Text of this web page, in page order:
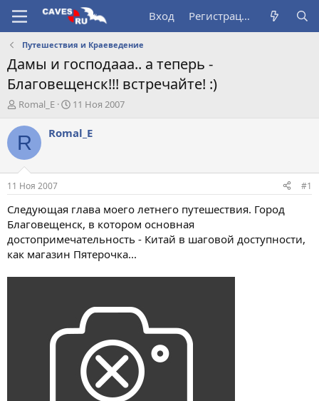
Вход Регистрация
Путешествия и Краеведение
Дамы и господааа.. а теперь -
Благовещенск!!! встречайте! :)
А
т
о
т
е
м
ы
Romal_E
Д
т
а
л
11 Ноя 2007
R Romal_E
11 Ноя 2007 #1
Следующая глава моего летнего путешествия. Город
Благовещенск, в котором основная
достопримечательность - Китай в шаговой доступности,
как магазин Пятерочка...